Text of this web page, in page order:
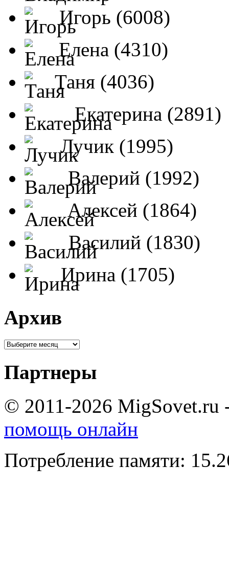
Игорь (6008)
Елена (4310)
Таня (4036)
Екатерина (2891)
Лучик (1995)
Валерий (1992)
Алексей (1864)
Василий (1830)
Ирина (1705)
Архив
Партнеры
© 2011-2026 MigSovet.ru
помощь онлайн
Потребление памяти: